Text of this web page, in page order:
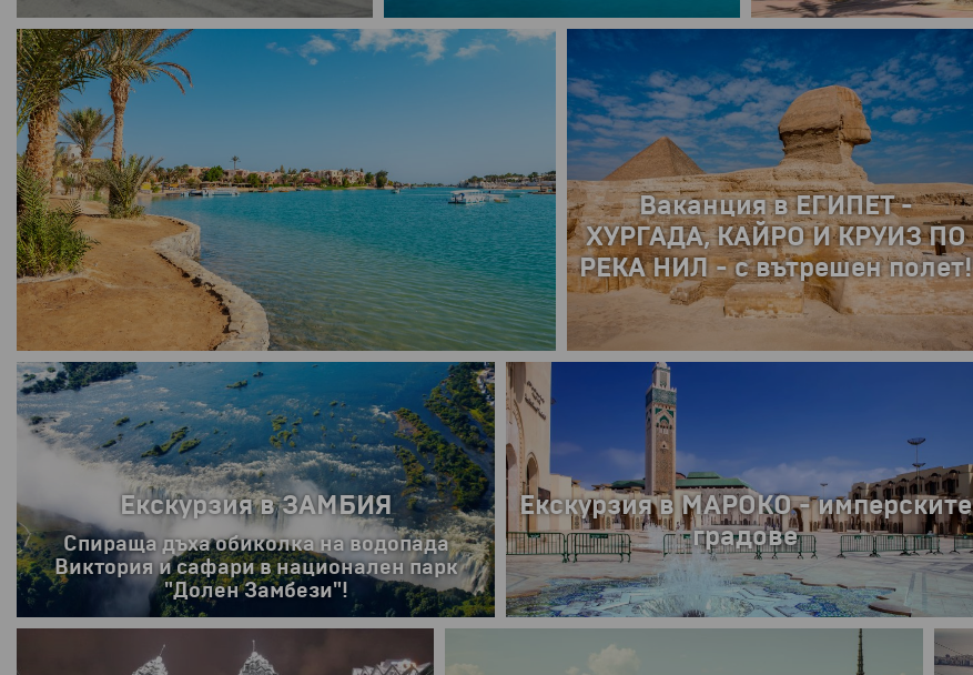
от739 €1445.36 лв.
Екскурзия в ЕГИПЕТ: Отвъд
пирамидите - Хургада, Луксор,
Дендера и Абидос - 4 нощувки с полет
на Wizz air
от579 €1132.43 лв.
5 дни
Екскурзия в ЕГИПЕТ: Кайро -
град на контрастите
21.05.2025 г.
Екскурзия в ЗАМБИЯ
Спираща дъха обиколка на водопада
Виктория и сафари в национален парк
"Долен Замбези"!
Екскурзия в МАРОКО - имперските
градове
2247.25 лв.
8 дни
РАННИ ЗАПИСВАНИЯ
ПРОМОЦИЯ РАННИ ЗАПИСВАНИЯ